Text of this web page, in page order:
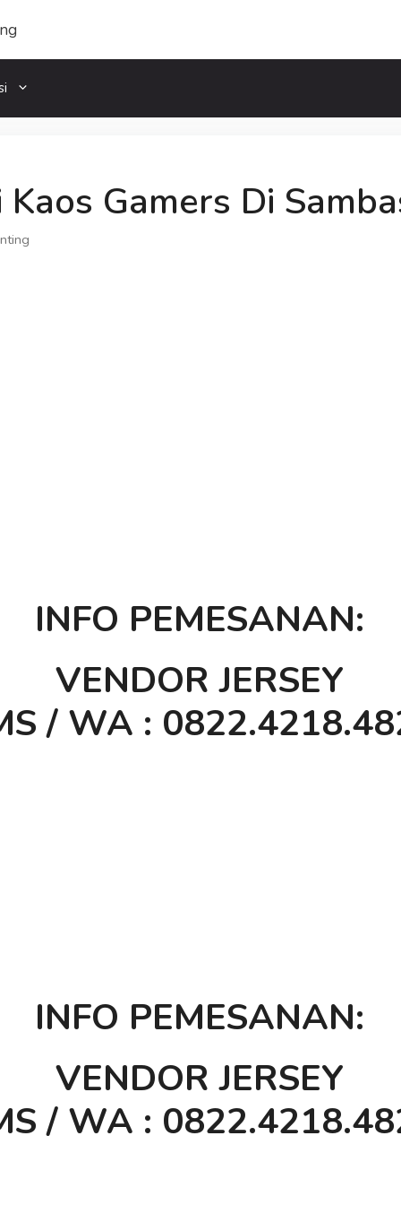
Gamers Di
INFO PEMESANAN:
VENDOR JERSEY
/ WA :
INFO PEMESANAN:
VENDOR JERSEY
/ WA :